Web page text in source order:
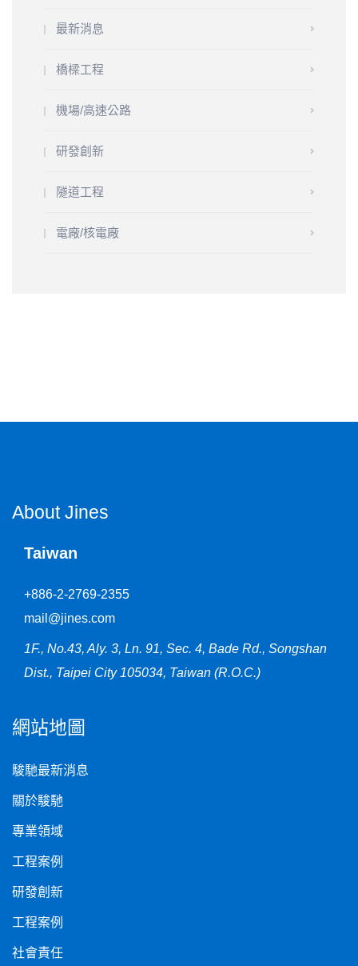
最新消息
橋樑工程
機場/高速公路
研發創新
隧道工程
電廠/核電廠
About Jines
Taiwan
+886-2-2769-2355
mail@jines.com
1F., No.43, Aly. 3, Ln. 91, Sec. 4, Bade Rd., Songshan
Dist., Taipei City 105034, Taiwan (R.O.C.)
網站地圖
駿馳最新消息
關於駿馳
專業領域
工程案例
研發創新
工程案例
社會責任